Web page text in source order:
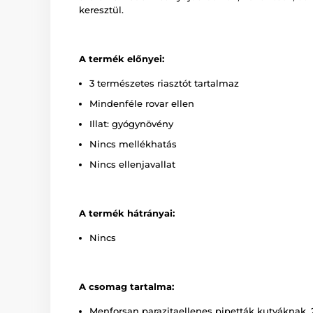
keresztül.
A termék előnyei:
3 természetes riasztót tartalmaz
Mindenféle rovar ellen
Illat: gyógynövény
Nincs mellékhatás
Nincs ellenjavallat
A termék hátrányai:
Nincs
A csomag tartalma: